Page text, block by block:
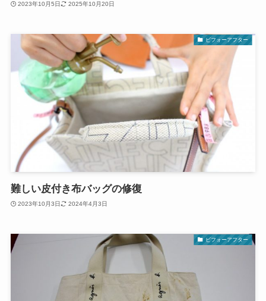
2023年10月5日 2025年10月20日
ビフォーアフター
難しい皮付き布バッグの修復
2023年10月3日 2024年4月3日
ビフォーアフター